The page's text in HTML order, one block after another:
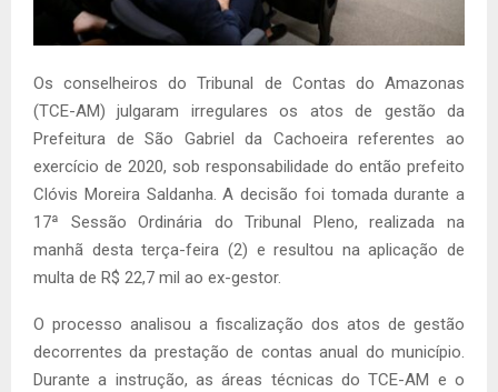
Os conselheiros do Tribunal de Contas do Amazonas
(TCE-AM) julgaram irregulares os atos de gestão da
Prefeitura de São Gabriel da Cachoeira referentes ao
exercício de 2020, sob responsabilidade do então prefeito
Clóvis Moreira Saldanha. A decisão foi tomada durante a
17ª Sessão Ordinária do Tribunal Pleno, realizada na
manhã desta terça-feira (2) e resultou na aplicação de
multa de R$ 22,7 mil ao ex-gestor.
O processo analisou a fiscalização dos atos de gestão
decorrentes da prestação de contas anual do município.
Durante a instrução, as áreas técnicas do TCE-AM e o